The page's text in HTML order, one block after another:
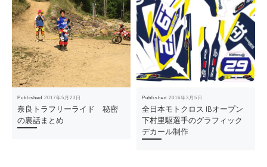
Published2017年5月23日
奈良トラフリーライド 秘密
の裏話まとめ
Published2016年3月5日
全日本モトクロス IBオープン
下村里駆選手のグラフィック
デカール制作